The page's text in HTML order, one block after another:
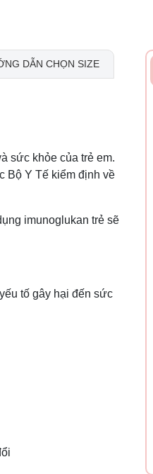
DẪN CHỌN SIZE
sức khỏe của trẻ em.
Bộ Y Tế kiểm định về
imunoglukan trẻ sẽ
tố gây hại đến sức